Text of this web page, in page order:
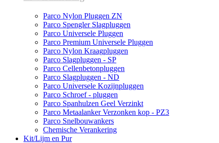
Parco Nylon Pluggen ZN
Parco Spengler Slagpluggen
Parco Universele Pluggen
Parco Premium Universele Pluggen
Parco Nylon Kraagpluggen
Parco Slagpluggen - SP
Parco Cellenbetonpluggen
Parco Slagpluggen - ND
Parco Universele Kozijnpluggen
Parco Schroef - pluggen
Parco Spanhulzen Geel Verzinkt
Parco Metaalanker Verzonken kop - PZ3
Parco Snelbouwankers
Chemische Verankering
Kit/Lijm en Pur